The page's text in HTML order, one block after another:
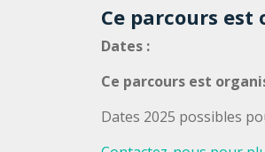
Ce parcours est
Dates :
Ce parcours est
Dates 2025 possibles